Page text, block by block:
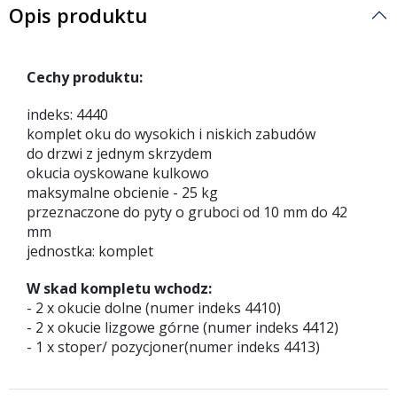
Opis produktu
Cechy produktu:
indeks: 4440
komplet oku do wysokich i niskich zabudów
do drzwi z jednym skrzydem
okucia oyskowane kulkowo
maksymalne obcienie - 25 kg
przeznaczone do pyty o gruboci od 10 mm do 42
mm
jednostka: komplet
W skad kompletu wchodz:
- 2 x okucie dolne (numer indeks 4410)
- 2 x okucie lizgowe górne (numer indeks 4412)
- 1 x stoper/ pozycjoner(numer indeks 4413)